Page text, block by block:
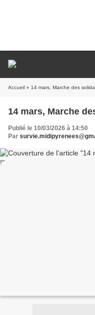
Accueil » 14 mars, Marche des
14 mars, Marche
Publié le 10/03/2026 à 14:50
Par